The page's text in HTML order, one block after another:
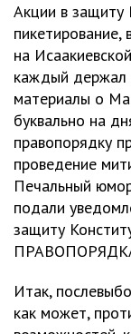
Акции в защиту
пикетирование,
на
каждый держал
материалы о
буквально на
правопорядку
проведение
Печальный
подали
защиту
Итак,
как может,